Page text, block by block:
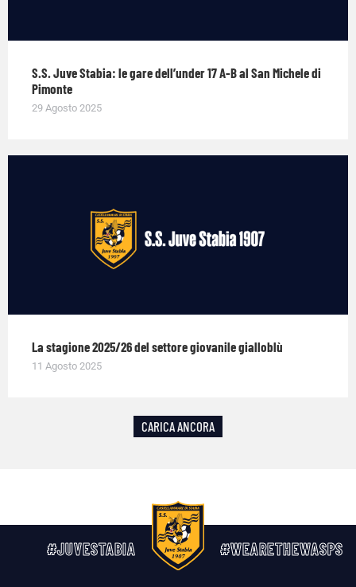
S.S. Juve Stabia: le gare dell’under 17 A-B al San Michele di
Pimonte
29 Agosto 2025
La stagione 2025/26 del settore giovanile gialloblù
11 Agosto 2025
CARICA ANCORA
#JUVESTABIA #WEARETHEWASPS